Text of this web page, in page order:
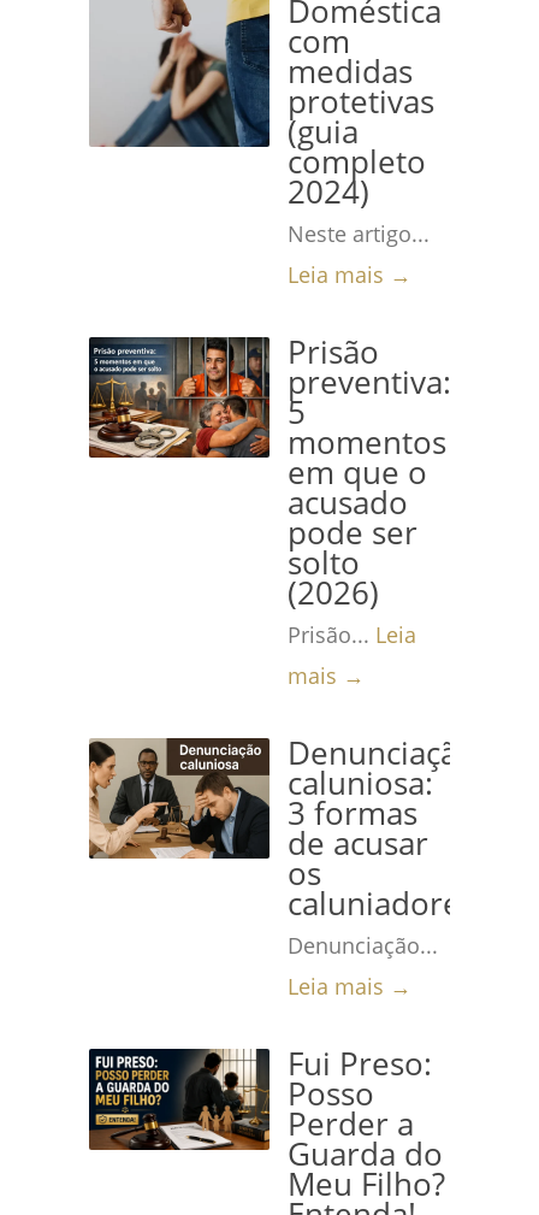
Doméstica
com
medidas
protetivas
(guia
completo
2024)
Neste artigo...
Leia mais →
Prisão
preventiva:
5
momentos
em que o
acusado
pode ser
solto
(2026)
Prisão... Leia
mais →
Denunciação
caluniosa:
3 formas
de acusar
os
caluniadores
Denunciação...
Leia mais →
Fui Preso:
Posso
Perder a
Guarda do
Meu Filho?